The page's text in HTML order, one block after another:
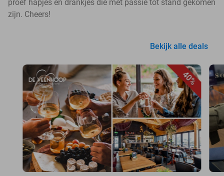
proef hapjes en drankjes die met passie tot stand gekomen
zijn. Cheers!
Bekijk alle deals
40%